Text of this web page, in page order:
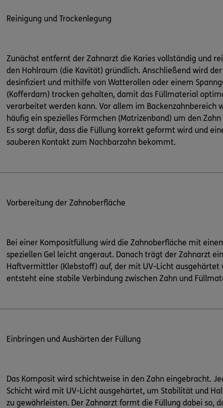
Reinigung und Trockenlegung
Zunächst entfernt der Zahnarzt die Karies vollständig und
den Hohlraum (die Kavität) gründlich. Anschließend wird
desinfiziert und mithilfe von Watterollen oder einem
(Kofferdam) trocken gehalten, damit das Füllmaterial
verarbeitet werden kann. Vor allem im Backenzahnbereich
häufig ein spezielles Förmchen (Matrizenband) um den
Es sorgt dafür, dass die Füllung korrekt geformt wird und
sauberen Kontakt zum Nachbarzahn bekommt.
Vorbereitung der Zahnoberfläche
Bei einer Kompositfüllung wird die Zahnoberfläche mit
speziellen Gel leicht angeraut. Danach trägt der Zahnarzt
Haftvermittler (Klebstoff) auf, der mit UV-Licht ausgehärtet
entsteht eine stabile Verbindung zwischen Zahn und
Einbringen und Aushärten der Füllung
Das Komposit wird schichtweise in den Zahn eingebracht.
Schicht wird mit UV-Licht ausgehärtet, um Stabilität und
zu gewährleisten. Der Zahnarzt formt die Füllung dabei so,